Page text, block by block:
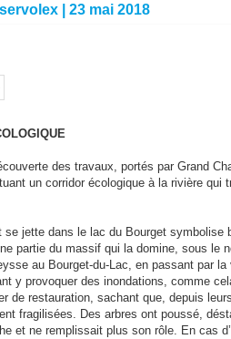
| 23 mai 2018
des travaux, portés par Grand
un corridor écologique à la rivière qui
jette dans le lac du Bourget symbolise
partie du massif qui la domine, sous le
au Bourget-du-Lac, en passant par la
y provoquer des inondations, comme
de restauration, sachant que, depuis
fragilisées. Des arbres ont poussé,
et ne remplissait plus son rôle. En cas